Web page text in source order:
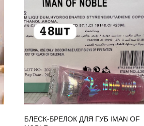
БЛЕСК-БРЕЛОК ДЛЯ ГУБ IMAN OF